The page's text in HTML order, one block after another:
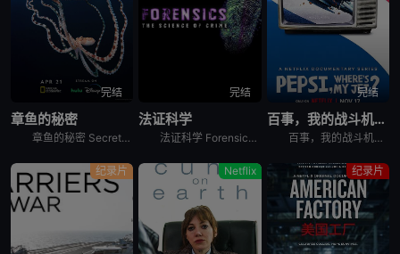
完结
章鱼的秘密
章鱼的秘密 Secrets of the Octopus是2024年澳大利亚,美国纪录片。艾美奖肯定《鲸之谜》制作团队最新力作。 &nbsp; &nbsp; &nbsp; &nbsp; &nbsp
完结
法证科学
法证科学 Forensics: The Science of Crime是2020年犯罪纪录片。《法证科学》旨在向观众展示法医学是如何帮助破获各类犯罪案件的，通过在法医研究所、大学实验室、研究中心
完结
百事，我的战斗机呢？
百事，我的战斗机呢？ Pepsi, Where&#39;s My Jet?是2022年美国历史纪录片。When a 20-year-old attempts to win a fighter je
纪录片 Netflix 纪录片